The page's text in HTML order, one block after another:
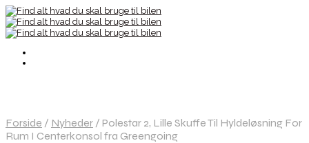
Forside / Nyheder / Polestar 2, Lille Skuffe Til Hyldeløsning For
Rum I Centerkonsol fra Greengoing